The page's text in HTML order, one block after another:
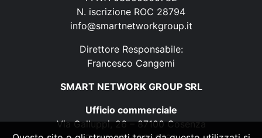
N. iscrizione ROC 28794
info@smartnetworkgroup.it
Direttore Responsabile:
Francesco Cangemi
SMART NETWORK GROUP SRL
Ufficio commerciale
Via Galluppi, 26 – 87100 Cosenza